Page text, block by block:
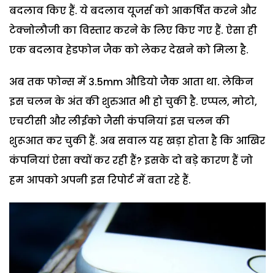
बदलाव किए हैं. ये बदलाव यूजर्स को आकर्षित करने और
टेक्नोलौजी का विस्तार करने के लिए किए गए हैं. ऐसा ही
एक बदलाव हेडफोन जैक को लेकर देखने को मिला है.
अब तक फोन्स में 3.5mm औडियो जैक आता था. लेकिन
इस चलन के अंत की शुरुआत भी हो चुकी है. एप्पल, मोटो,
एचटीसी और लीईको जैसी कंपनियां इस चलन की
शुरूआत कर चुकी हैं. अब सवाल यह खड़ा होता है कि आखिर
कंपनियां ऐसा क्यों कर रही हैं? इसके दो बड़े कारण हैं जो
हम आपको अपनी इस रिपोर्ट में बता रहे हैं.